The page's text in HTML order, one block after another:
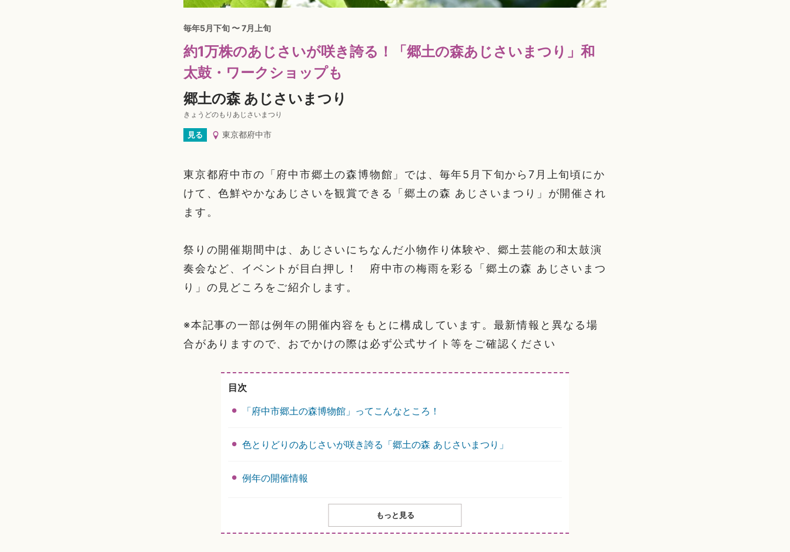
毎年5月下旬 〜 7月上旬
約1万株のあじさいが咲き誇る！「郷土の森あじさいまつり」和
太鼓・ワークショップも
郷土の森 あじさいまつり
きょうどのもりあじさいまつり
見る 東京都府中市
東京都府中市の「府中市郷土の森博物館」では、毎年5月下旬から7月上旬頃にか
けて、色鮮やかなあじさいを観賞できる「郷土の森 あじさいまつり」が開催され
ます。
祭りの開催期間中は、あじさいにちなんだ小物作り体験や、郷土芸能の和太鼓演
奏会など、イベントが目白押し！ 府中市の梅雨を彩る「郷土の森 あじさいまつ
り」の見どころをご紹介します。
※本記事の一部は例年の開催内容をもとに構成しています。最新情報と異なる場
合がありますので、おでかけの際は必ず公式サイト等をご確認ください
目次
「府中市郷土の森博物館」ってこんなところ！
色とりどりのあじさいが咲き誇る「郷土の森 あじさいまつり」
例年の開催情報
もっと見る